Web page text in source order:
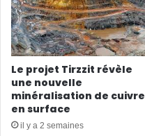
Le projet Tirzzit révèle
une nouvelle
minéralisation de cuivre
en surface
il y a 2 semaines